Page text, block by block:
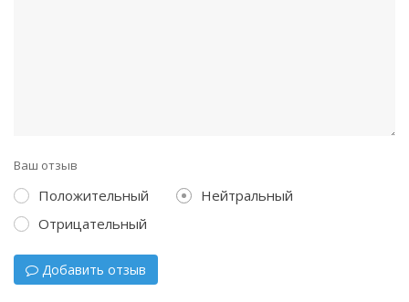
Ваш отзыв
Положительный
Нейтральный
Отрицательный
Добавить отзыв